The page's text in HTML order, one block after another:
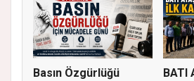
Basın Özgürlüğü
BATI